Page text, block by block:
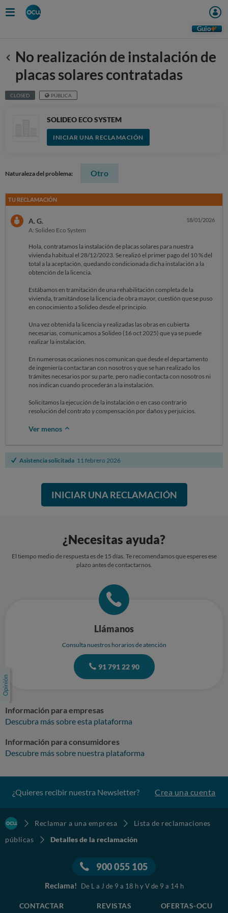
Guio
Anterior
No realización de instalación de
placas solares contratadas
CLOSED PÚBLICA
SOLIDEO ECO SYSTEM
INICIAR UNA RECLAMACIÓN
Naturaleza del problema: Otro
TU RECLAMACIÓN
A. G.
A: Solideo Eco System
18/01/2026
Hola, contratamos la instalación de placas solares para nuestra
vivienda habitual el 28/12/2023. Se realizó el primer pago del 10 % del
total a la aceptación, quedando condicionada dicha instalación a la
obtención de la licencia.
Estábamos en tramitación de una rehabilitación completa de la
vivienda, tramitándose la licencia de obra mayor, cuestión que se puso
en conocimiento a Solideo desde el principio.
Una vez obtenida la licencia y realizadas las obras en cubierta
necesarias, comunicamos a Solideo (16 oct 2025) que ya se puede
realizar la instalación.
En numerosas ocasiones nos comunican que desde el departamento
de ingeniería contactaran con nosotros y que se han realizado los
trámites necesarios por su parte, pero nadie contacta con nosotros ni
nos indican cuando procederán a la instalación.
Solicitamos la ejecución de la instalación o en caso contrario
resolución del contrato y compensación por daños y perjuicios.
Ver menos
Asistencia solicitada 11 febrero 2026
INICIAR UNA RECLAMACIÓN
¿Necesitas ayuda?
El tiempo medio de respuesta es de 15 días. Te recomendamos que esperes ese
plazo antes de contactarnos.
Llámanos
Consulta nuestros horarios de atención
91 791 22 90
Información para empresas
Descubra más sobre esta plataforma
Información para consumidores
Descubre más sobre nuestra plataforma
¿Quieres recibir nuestra Newsletter? Crea una cuenta
Reclamar a una empresa
Lista de reclamaciones
públicas
Detalles de la reclamación
900 055 105
Reclama! De L a J de 9 a 18 h y V de 9 a 14 h
CONTACTAR REVISTAS OFERTAS-OCU